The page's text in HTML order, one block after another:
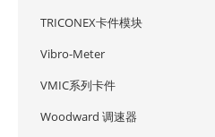
TRICONEX卡件模块
Vibro-Meter
VMIC系列卡件
Woodward 调速器